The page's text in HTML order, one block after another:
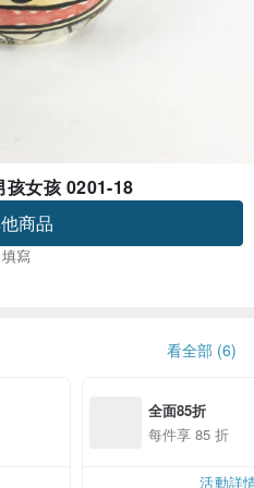
女孩 0201-18
商品
寫
看全部 (6)
全面85折
每件享 85 折
活動詳